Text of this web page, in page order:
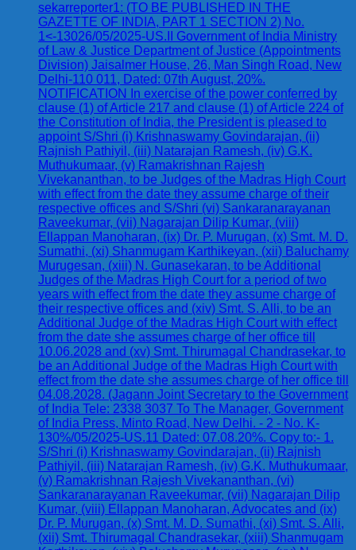
sekarreporter1: (TO BE PUBLISHED IN THE
GAZETTE OF INDIA, PART 1 SECTION 2) No.
1<-13026/05/2025-US.II Government of India Ministry
of Law & Justice Department of Justice (Appointments
Division) Jaisalmer House, 26, Man Singh Road, New
Delhi-110 011, Dated: 07th August, 20%.
NOTIFICATION In exercise of the power conferred by
clause (1) of Article 217 and clause (1) of Article 224 of
the Constitution of India, the President is pleased to
appoint S/Shri (i) Krishnaswamy Govindarajan, (ii)
Rajnish Pathiyil, (iii) Natarajan Ramesh, (iv) G.K.
Muthukumaar, (v) Ramakrishnan Rajesh
Vivekananthan, to be Judges of the Madras High Court
with effect from the date they assume charge of their
respective offices and S/Shri (vi) Sankaranarayanan
Raveekumar, (vii) Nagarajan Dilip Kumar, (viii)
Ellappan Manoharan, (ix) Dr. P. Murugan, (x) Smt. M. D.
Sumathi, (xi) Shanmugam Karthikeyan, (xii) Baluchamy
Murugesan, (xiii) N. Gunasekaran, to be Additional
Judges of the Madras High Court for a period of two
years with effect from the date they assume charge of
their respective offices and (xiv) Smt. S. Alli, to be an
Additional Judge of the Madras High Court with effect
from the date she assumes charge of her office till
10.06.2028 and (xv) Smt. Thirumagal Chandrasekar, to
be an Additional Judge of the Madras High Court with
effect from the date she assumes charge of her office till
04.08.2028. (Jagann Joint Secretary to the Government
of India Tele: 2338 3037 To The Manager, Government
of India Press, Minto Road, New Delhi. - 2 - No. K-
130%/05/2025-US.11 Dated: 07.08.20%. Copy to:- 1.
S/Shri (i) Krishnaswamy Govindarajan, (ii) Rajnish
Pathiyil, (iii) Natarajan Ramesh, (iv) G.K. Muthukumaar,
(v) Ramakrishnan Rajesh Vivekananthan, (vi)
Sankaranarayanan Raveekumar, (vii) Nagarajan Dilip
Kumar, (viii) Ellappan Manoharan, Advocates and (ix)
Dr. P. Murugan, (x) Smt. M. D. Sumathi, (xi) Smt. S. Alli,
(xii) Smt. Thirumagal Chandrasekar, (xiii) Shanmugam